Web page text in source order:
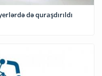
də quraşdırıldı